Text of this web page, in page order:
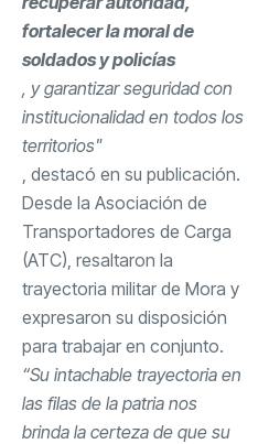
fortalecer la moral de
soldados y policías
, y garantizar seguridad con
institucionalidad en todos los
territorios"
, destacó en su publicación.
Desde la Asociación de
Transportadores de Carga
(ATC), resaltaron la
trayectoria militar de Mora y
expresaron su disposición
para trabajar en conjunto.
“Su intachable trayectoria en
las filas de la patria nos
brinda la certeza de que su